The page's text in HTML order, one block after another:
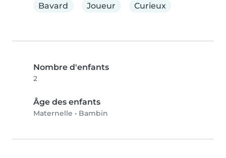
Bavard
Joueur Curieux
Nombre d'enfants
2
Âge des enfants
Maternelle • Bambin